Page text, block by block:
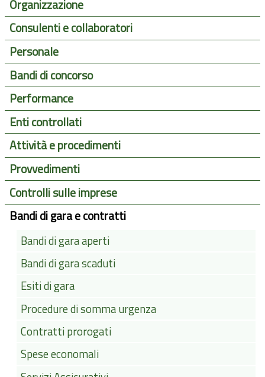
Organizzazione
Consulenti e collaboratori
Personale
Bandi di concorso
Performance
Enti controllati
Attività e procedimenti
Provvedimenti
Controlli sulle imprese
Bandi di gara e contratti
Bandi di gara aperti
Bandi di gara scaduti
Esiti di gara
Procedure di somma urgenza
Contratti prorogati
Spese economali